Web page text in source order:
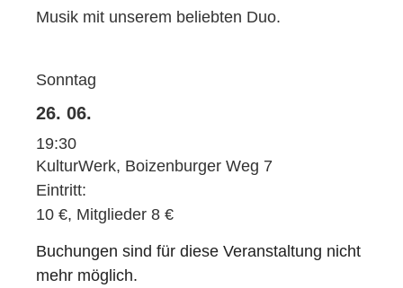
Musik mit unserem beliebten Duo.
Sonntag
26. 06.
19:30
KulturWerk, Boizenburger Weg 7
Eintritt:
10 €, Mitglieder 8 €
Buchungen sind für diese Veranstaltung nicht
mehr möglich.